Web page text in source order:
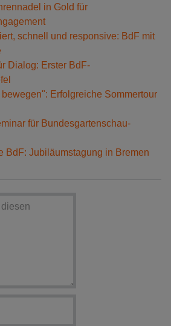
in Gold für
schnell und responsive: BdF mit
Dialog: Erster BdF-
Erfolgreiche Sommertour
für Bundesgartenschau-
BdF: Jubiläumstagung in Bremen